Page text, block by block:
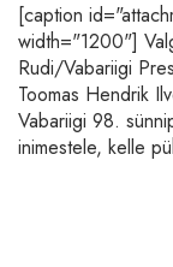
[caption
width="1200"]
Rudi/Vabariigi
Toomas Hendrik
Vabariigi 98.
inimestele, kelle